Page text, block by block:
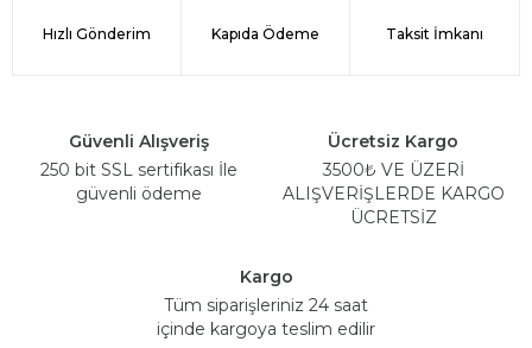
Hızlı Gönderim Kapıda Ödeme Taksit İmkanı
Güvenli Alışveriş
250 bit SSL sertifikası İle
güvenli ödeme
Ücretsiz Kargo
3500₺ VE ÜZERİ
ALIŞVERİŞLERDE KARGO
ÜCRETSİZ
Kargo
Tüm siparişleriniz 24 saat
içinde kargoya teslim edilir